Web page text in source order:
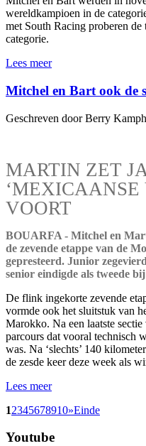
wereldkampioen in de
met South Racing proberen
categorie.
Lees meer
Mitchel en Bart ook de
Geschreven door Berry
MARTIN ZET
‘MEXICAANSE
VOORT
BOUARFA - Mitchel en
de zevende etappe van de
gepresteerd. Junior
senior eindigde als tweede
De flink ingekorte zevende
vormde ook het sluitstuk van
Marokko. Na een laatste
parcours dat vooral technisch
was. Na ‘slechts’ 140
de zesde keer deze week als
Lees meer
12345678910»Einde
Youtube